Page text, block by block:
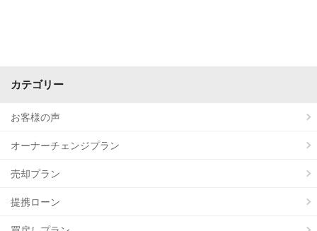
カテゴリー
お客様の声
オーナーチェンジプラン
売却プラン
提携ローン